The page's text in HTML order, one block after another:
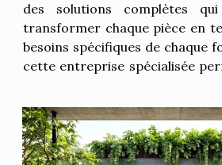
des solutions complètes
transformer chaque pièce en
besoins spécifiques de chaque
cette entreprise spécialisée
à la réalisation.A Narbonne,
prend en main la rénovation...